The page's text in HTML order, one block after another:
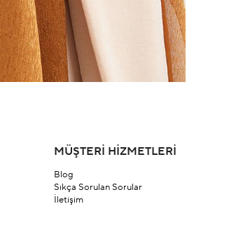
MÜŞTERİ HİZMETLERİ
Blog
Sıkça Sorulan Sorular
İletişim